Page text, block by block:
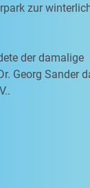
zur
der damalige
Georg Sander